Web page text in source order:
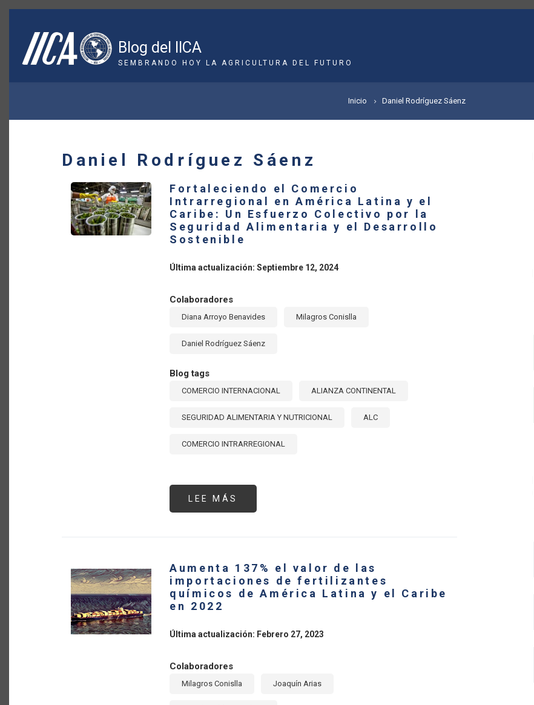
Pasar
contenido
principal
Blog del IICA
SEMBRANDO HOY LA AGRICULTURA DEL FUTURO
ENLACES
AYUDA
LA
NAVEGACIÓN
Inicio Daniel Rodríguez Sáenz
Daniel Rodríguez Sáenz
Fortaleciendo el Comercio
Intrarregional en América Latina y el
Caribe: Un Esfuerzo Colectivo por la
Seguridad Alimentaria y el Desarrollo
Sostenible
Última actualización: Septiembre 12, 2024
Colaboradores
Diana Arroyo Benavides Milagros Conislla
Daniel Rodríguez Sáenz
Blog tags
COMERCIO INTERNACIONAL ALIANZA CONTINENTAL
SEGURIDAD ALIMENTARIA Y NUTRICIONAL ALC
COMERCIO INTRARREGIONAL
LEE MÁS
EL
Y
EL
CARIBE:
UN
ESFUERZO
SEGURIDAD
Aumenta 137% el valor de las
importaciones de fertilizantes
químicos de América Latina y el Caribe
en 2022
Última actualización: Febrero 27, 2023
Colaboradores
Milagros Conislla Joaquín Arias